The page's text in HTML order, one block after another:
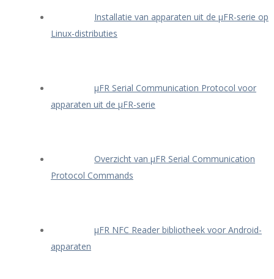
Installatie van apparaten uit de μFR-serie op
Linux-distributies
μFR Serial Communication Protocol voor
apparaten uit de μFR-serie
Overzicht van μFR Serial Communication
Protocol Commands
μFR NFC Reader bibliotheek voor Android-
apparaten